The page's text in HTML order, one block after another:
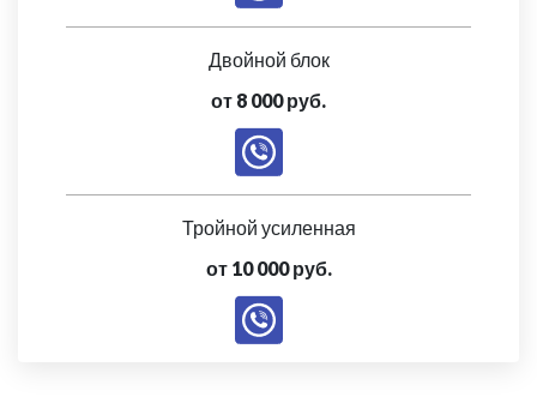
Двойной блок
от 8 000 руб.
Тройной усиленная
от 10 000 руб.